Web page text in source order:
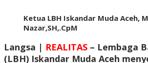
Ketua LBH Iskandar Muda Aceh,
Nazar,SH,.CpM
Langsa | REALITAS – Lembaga
(LBH) Iskandar Muda Aceh